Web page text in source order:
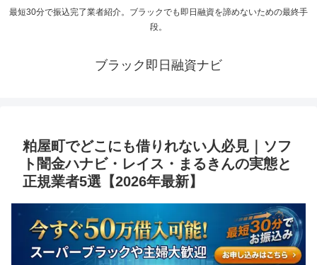
最短30分で振込完了業者紹介。ブラックでも即日融資を諦めないための最終手
段。
ブラック即日融資ナビ
粕屋町でどこにも借りれない人必見｜ソフ
ト闇金ハナビ・レイス・まるきんの実態と
正規業者5選【2026年最新】